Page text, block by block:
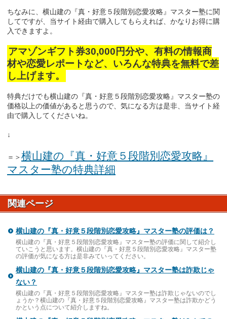
ちなみに、横山建の『真・好意５段階別恋愛攻略』マスター塾に関
してですが、当サイト経由で購入してもらえれば、かなりお得に購
入できますよ。
アマゾンギフト券30,000円分や、有料の情報商
材や恋愛レポートなど、いろんな特典を無料で差
し上げます。
特典だけでも横山建の『真・好意５段階別恋愛攻略』マスター塾の
価格以上の価値があると思うので、気になる方は是非、当サイト経
由で購入してくださいね。
↓
＝＞横山建の『真・好意５段階別恋愛攻略』
マスター塾の特典詳細
関連ページ
横山建の『真・好意５段階別恋愛攻略』マスター塾の評価は？
横山建の『真・好意５段階別恋愛攻略』マスター塾の評価に関して紹介し
ていこうと思います。横山建の『真・好意５段階別恋愛攻略』マスター塾
の評価が気になる方は是非みていってください。
横山建の『真・好意５段階別恋愛攻略』マスター塾は詐欺じゃ
ない？
横山建の『真・好意５段階別恋愛攻略』マスター塾は詐欺じゃないのでし
ょうか？横山建の『真・好意５段階別恋愛攻略』マスター塾は詐欺かどう
かという点について紹介しますね。